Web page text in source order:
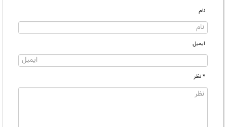
نام
ایمیل
* نظر